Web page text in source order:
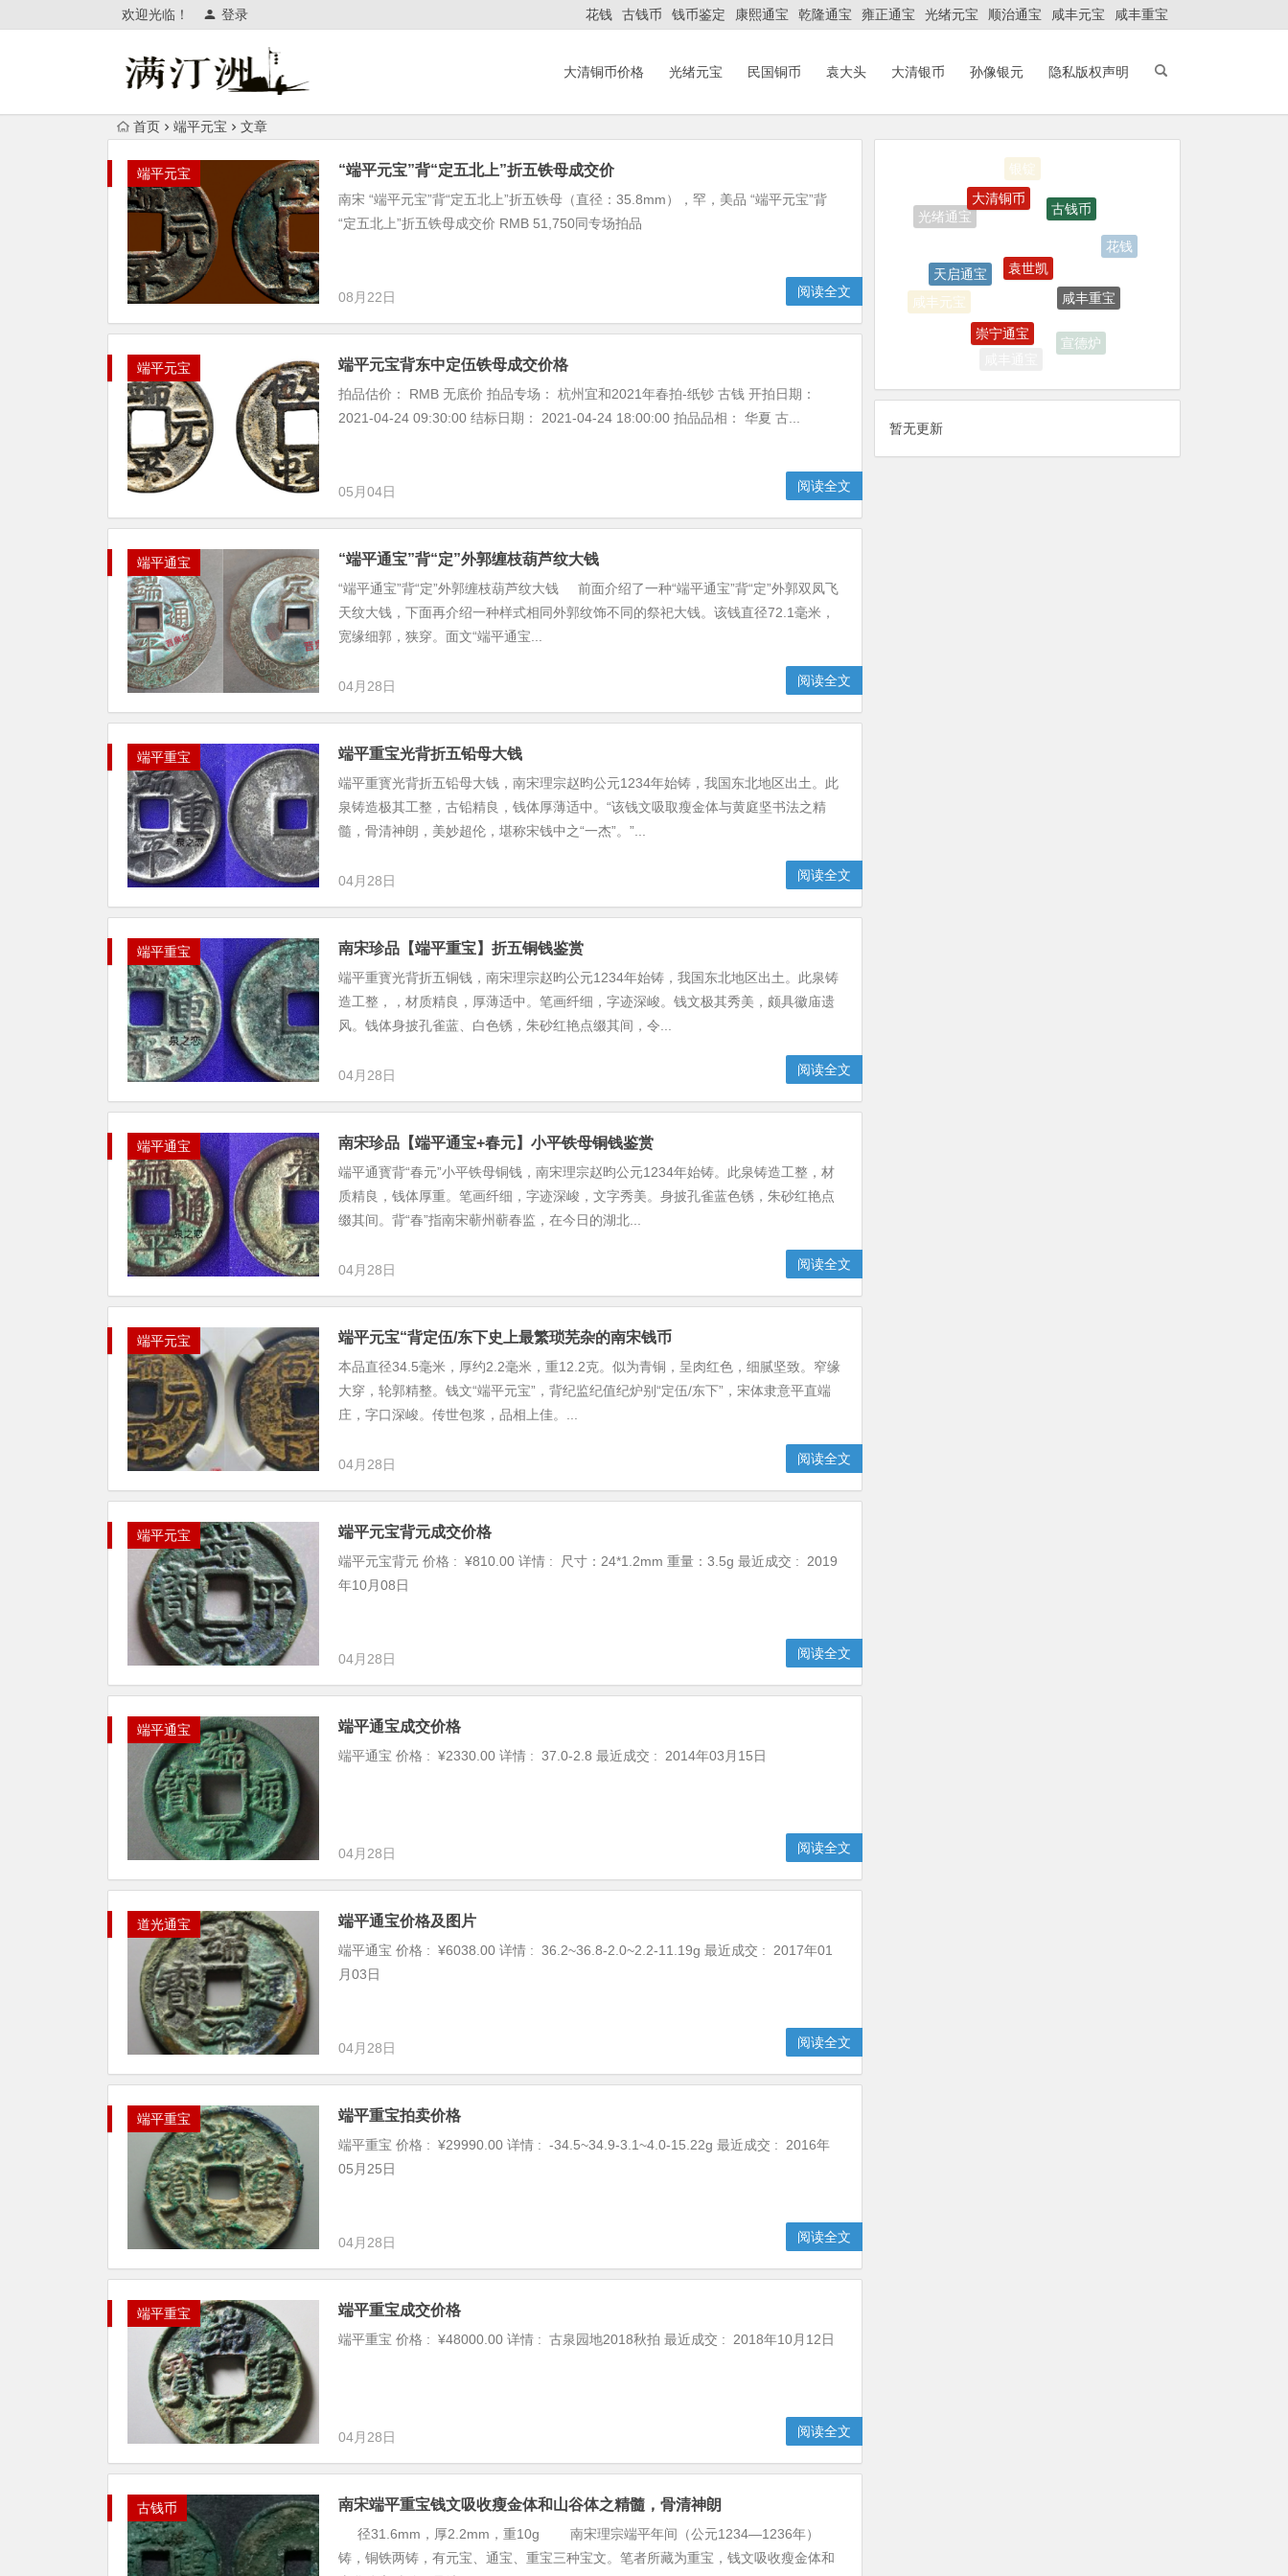
欢迎光临！ 登录 花钱 古钱币 钱币鉴定 康熙通宝 乾隆通宝 雍正通宝 光绪元宝 顺治通宝 咸丰元宝 咸丰重宝
大清铜币价格 光绪元宝 民国铜币 袁大头 大清银币 孙像银元 隐私版权声明
首页 端平元宝 文章
端平元宝 “端平元宝”背“定五北上”折五铁母成交价
南宋 “端平元宝”背“定五北上”折五铁母（直径：35.8mm），罕，美品 “端平元宝”背
“定五北上”折五铁母成交价 RMB 51,750同专场拍品
08月22日 阅读全文
端平元宝 端平元宝背东中定伍铁母成交价格
拍品估价： RMB 无底价 拍品专场： 杭州宜和2021年春拍-纸钞 古钱 开拍日期：
2021-04-24 09:30:00 结标日期： 2021-04-24 18:00:00 拍品品相： 华夏 古...
05月04日 阅读全文
端平通宝 “端平通宝”背“定”外郭缠枝葫芦纹大钱
“端平通宝”背“定”外郭缠枝葫芦纹大钱 前面介绍了一种“端平通宝”背“定”外郭双凤飞
天纹大钱，下面再介绍一种样式相同外郭纹饰不同的祭祀大钱。该钱直径72.1毫米，
宽缘细郭，狭穿。面文“端平通宝...
04月28日 阅读全文
端平重宝 端平重宝光背折五铅母大钱
端平重寳光背折五铅母大钱，南宋理宗赵昀公元1234年始铸，我国东北地区出土。此
泉铸造极其工整，古铅精良，钱体厚薄适中。“该钱文吸取瘦金体与黄庭坚书法之精
髓，骨清神朗，美妙超伦，堪称宋钱中之“一杰”。”...
04月28日 阅读全文
端平重宝 南宋珍品【端平重宝】折五铜钱鉴赏
端平重寳光背折五铜钱，南宋理宗赵昀公元1234年始铸，我国东北地区出土。此泉铸
造工整，，材质精良，厚薄适中。笔画纤细，字迹深峻。钱文极其秀美，颇具徽庙遗
风。钱体身披孔雀蓝、白色锈，朱砂红艳点缀其间，令...
04月28日 阅读全文
端平通宝 南宋珍品【端平通宝+春元】小平铁母铜钱鉴赏
端平通寳背“春元”小平铁母铜钱，南宋理宗赵昀公元1234年始铸。此泉铸造工整，材
质精良，钱体厚重。笔画纤细，字迹深峻，文字秀美。身披孔雀蓝色锈，朱砂红艳点
缀其间。背“春”指南宋蕲州蕲春监，在今日的湖北...
04月28日 阅读全文
端平元宝 端平元宝“背定伍/东下史上最繁琐芜杂的南宋钱币
本品直径34.5毫米，厚约2.2毫米，重12.2克。似为青铜，呈肉红色，细腻坚致。窄缘
大穿，轮郭精整。钱文“端平元宝”，背纪监纪值纪炉别“定伍/东下”，宋体隶意平直端
庄，字口深峻。传世包浆，品相上佳。...
04月28日 阅读全文
端平元宝 端平元宝背元成交价格
端平元宝背元 价格 : ¥810.00 详情 : 尺寸：24*1.2mm 重量：3.5g 最近成交 : 2019
年10月08日
04月28日 阅读全文
端平通宝 端平通宝成交价格
端平通宝 价格 : ¥2330.00 详情 : 37.0-2.8 最近成交 : 2014年03月15日
04月28日 阅读全文
道光通宝 端平通宝价格及图片
端平通宝 价格 : ¥6038.00 详情 : 36.2~36.8-2.0~2.2-11.19g 最近成交 : 2017年01
月03日
04月28日 阅读全文
端平重宝 端平重宝拍卖价格
端平重宝 价格 : ¥29990.00 详情 : -34.5~34.9-3.1~4.0-15.22g 最近成交 : 2016年
05月25日
04月28日 阅读全文
端平重宝 端平重宝成交价格
端平重宝 价格 : ¥48000.00 详情 : 古泉园地2018秋拍 最近成交 : 2018年10月12日
04月28日 阅读全文
古钱币 南宋端平重宝钱文吸收瘦金体和山谷体之精髓，骨清神朗
径31.6mm，厚2.2mm，重10g 南宋理宗端平年间（公元1234—1236年）
铸，铜铁两铸，有元宝、通宝、重宝三种宝文。笔者所藏为重宝，钱文吸收瘦金体和
大清铜币
花钱
咸丰元宝
宣德炉
暂无更新